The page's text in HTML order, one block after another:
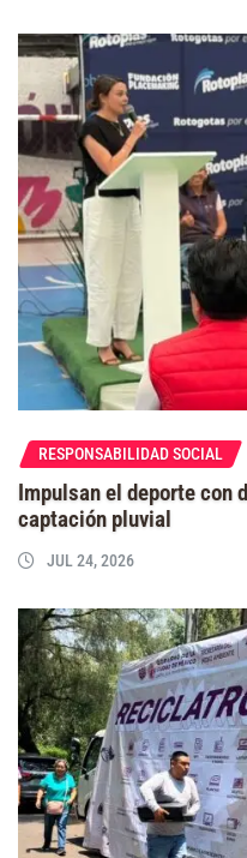
RESPONSABILIDAD SOCIAL
Impulsan el deporte con
captación pluvial
JUL 24, 2026